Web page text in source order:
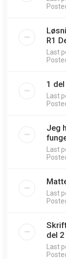
R1
Last
1
Last
Jeg
Last
Last
del 2
Last